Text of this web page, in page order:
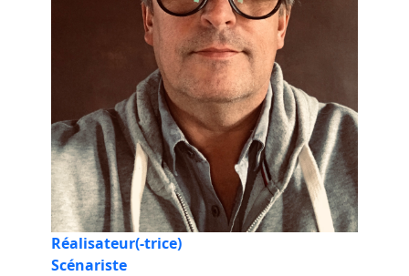
Réalisateur(-trice)
Scénariste